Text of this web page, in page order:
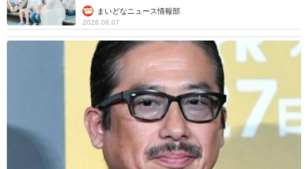
まいどなニュース情報部
2026.08.07